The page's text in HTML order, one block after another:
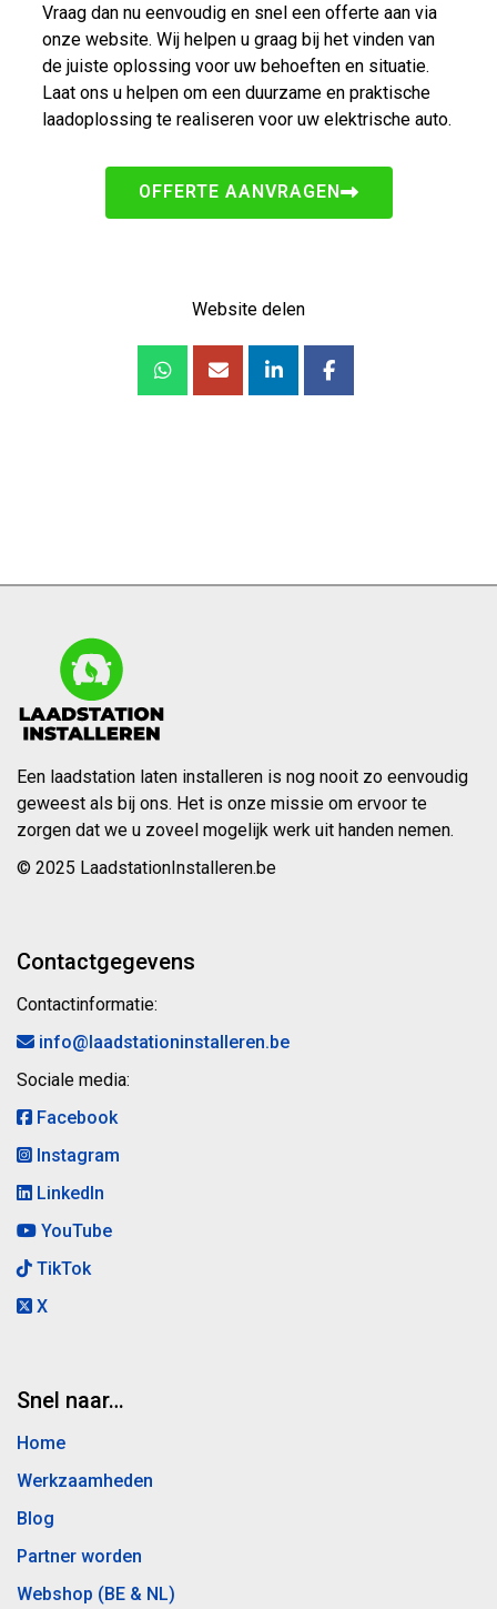
Vraag dan nu eenvoudig en snel een offerte aan via
onze website. Wij helpen u graag bij het vinden van
de juiste oplossing voor uw behoeften en situatie.
Laat ons u helpen om een duurzame en praktische
laadoplossing te realiseren voor uw elektrische auto.
OFFERTE AANVRAGEN
Website delen
Een laadstation laten installeren is nog nooit zo eenvoudig
geweest als bij ons. Het is onze missie om ervoor te
zorgen dat we u zoveel mogelijk werk uit handen nemen.
© 2025 LaadstationInstalleren.be
Contactgegevens
Contactinformatie:
info@laadstationinstalleren.be
Sociale media:
Facebook
Instagram
LinkedIn
YouTube
TikTok
X
Snel naar…
Home
Werkzaamheden
Blog
Partner worden
Webshop (BE & NL)